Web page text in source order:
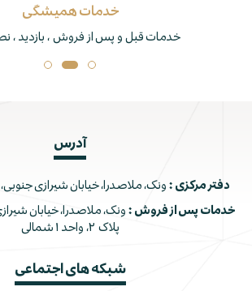
خدمات همیشگی
خدمات قبل و پس از فروش ، بازدید ،
آدرس
دفتر مرکزی : ونک، ملاصدرا، خیابان شیرازی جنوبی، پلاک ۳۴،
خدمات پس از فروش : ونک، ملاصدرا، خیابان
پلاک ۲، واحد ۱ شمالی
شبکه های اجتماعی